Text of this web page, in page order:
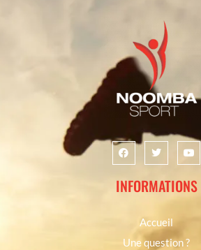
INFORMATIONS
Accueil
Une question ?